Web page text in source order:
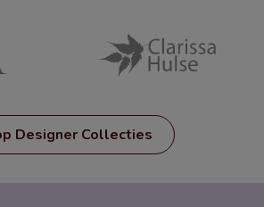
Designer Collecties